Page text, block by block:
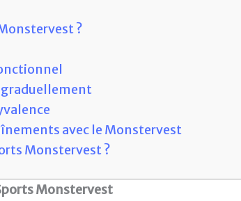
?
graduellement
avec le Monstervest
Monstervest ?
Monstervest